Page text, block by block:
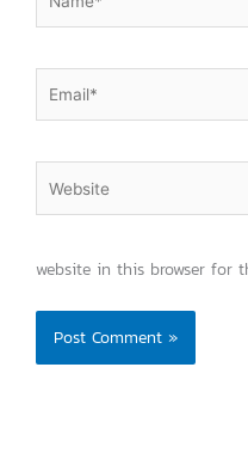
website in this browser for